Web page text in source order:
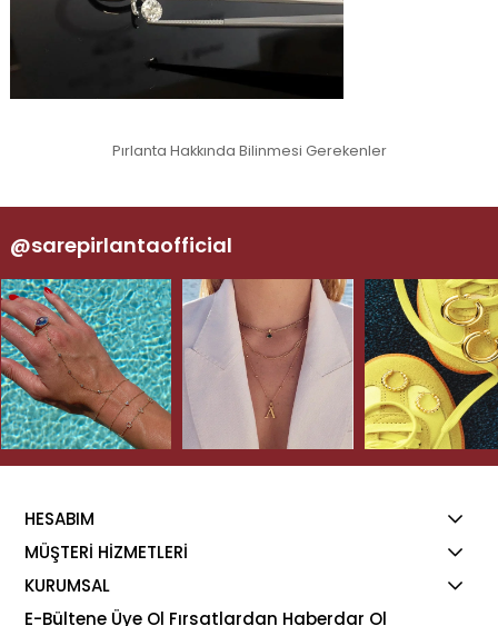
Pırlanta Hakkında Bilinmesi Gerekenler
@sarepirlantaofficial
HESABIM
MÜŞTERİ HİZMETLERİ
KURUMSAL
E-Bültene Üye Ol Fırsatlardan Haberdar Ol